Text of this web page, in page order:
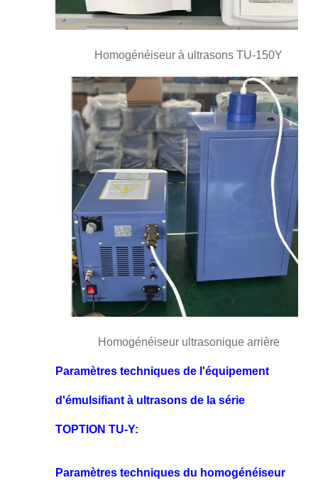
Homogénéiseur à ultrasons TU-150Y
Homogénéiseur ultrasonique arrière
Paramètres techniques de l'équipement
d'émulsifiant à ultrasons de la série
TOPTION TU-Y:
Paramètres techniques du homogénéiseur